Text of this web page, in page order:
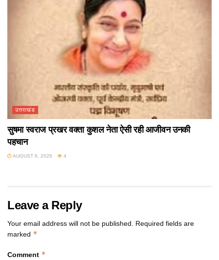
उत्तराखंड
सुषमा स्वराज प्रखर वक्ता कुशल नेता ऐसी रही आजीवन उनकी
पहचान
AUGUST 6, 2026 4
Leave a Reply
Your email address will not be published. Required fields are
marked *
Comment *